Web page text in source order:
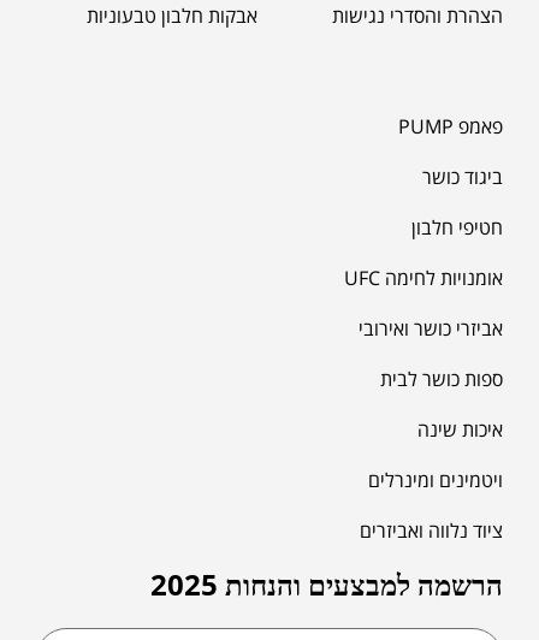
הצהרת והסדרי נגישות
אבקות חלבון טבעוניות
פאמפ PUMP
ביגוד כושר
חטיפי חלבון
אומנויות לחימה UFC
אביזרי כושר ואירובי
ספות כושר לבית
איכות שינה
ויטמינים ומינרלים
ציוד נלווה ואביזרים
הרשמה למבצעים והנחות 2025